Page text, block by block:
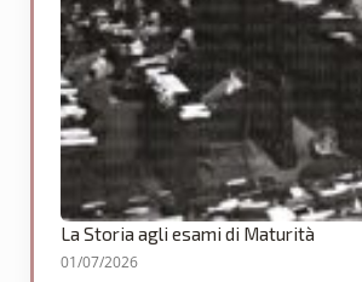
La Storia agli esami di Maturità
01/07/2026